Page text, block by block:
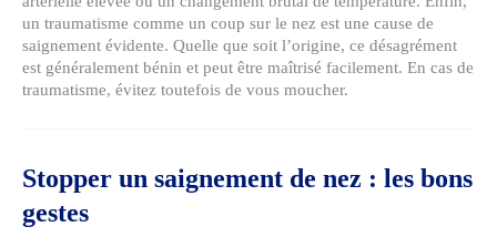
un traumatisme comme un coup sur le nez est une cause de
saignement évidente. Quelle que soit l’origine, ce désagrément
est généralement bénin et peut être maîtrisé facilement. En cas de
traumatisme, évitez toutefois de vous moucher.
Stopper un saignement de nez : les bons
gestes